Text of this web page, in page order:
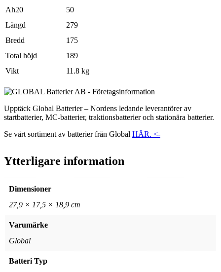
Ah20
50
Längd
279
Bredd
175
Total höjd
189
Vikt
11.8 kg
Upptäck Global Batterier – Nordens ledande leverantörer av
startbatterier, MC-batterier, traktionsbatterier och stationära batterier.
Se vårt sortiment av batterier från Global HÄR. <-
Ytterligare information
Dimensioner
27,9 × 17,5 × 18,9 cm
Varumärke
Global
Batteri Typ